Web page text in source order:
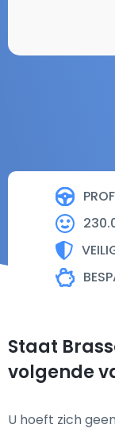
Staat
volgende
U hoeft zich